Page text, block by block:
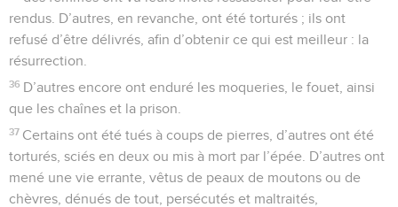
rendus. D’autres, en revanche, ont été torturés ; ils ont
refusé d’être délivrés, afin d’obtenir ce qui est meilleur : la
résurrection.
36 D’autres encore ont enduré les moqueries, le fouet, ainsi
que les chaînes et la prison.
37 Certains ont été tués à coups de pierres, d’autres ont été
torturés, sciés en deux ou mis à mort par l’épée. D’autres ont
mené une vie errante, vêtus de peaux de moutons ou de
chèvres, dénués de tout, persécutés et maltraités,